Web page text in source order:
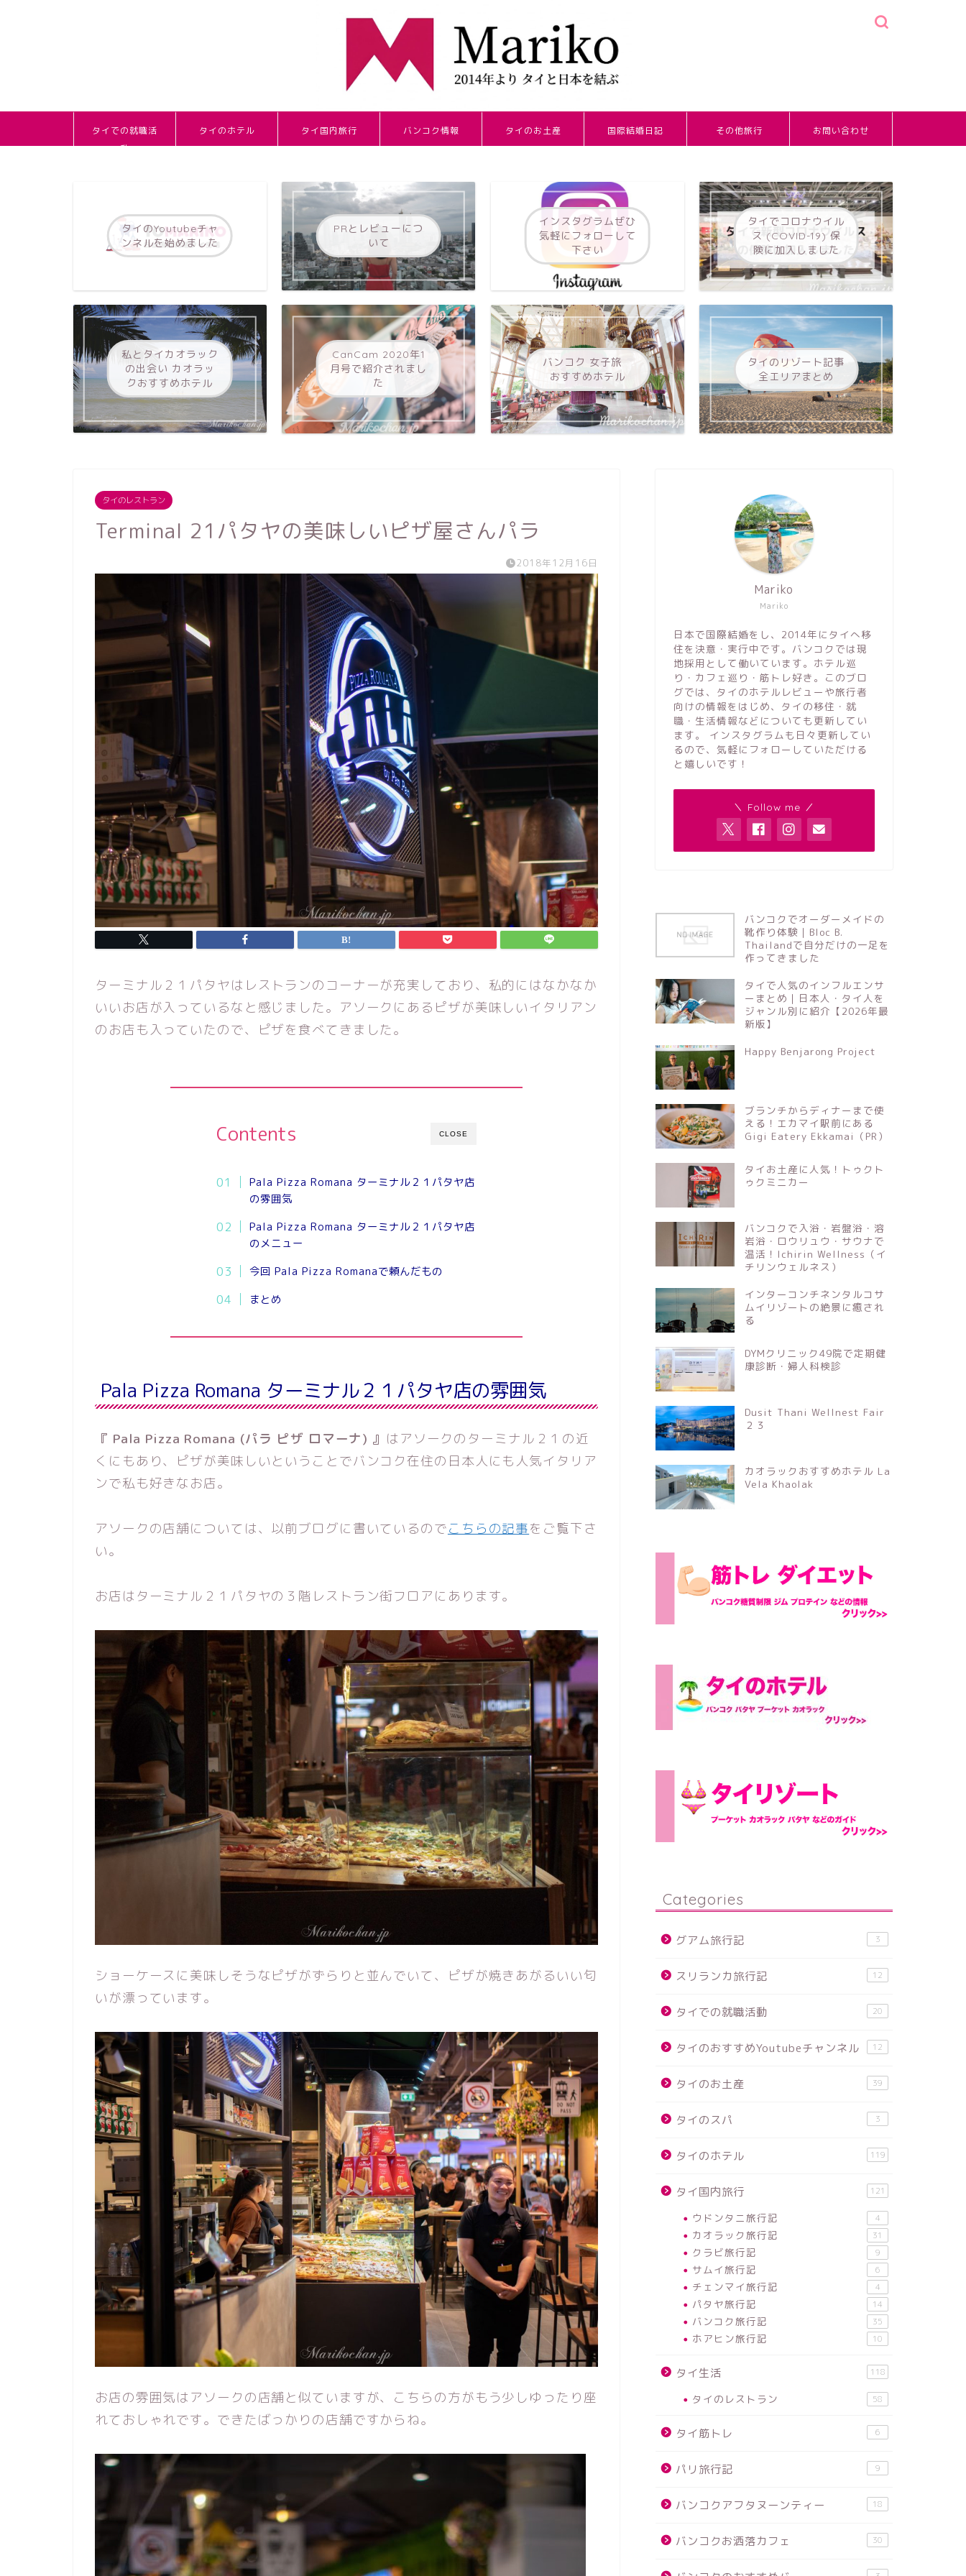
タイでの就職活
動
タイのホテル タイ国内旅行 バンコク情報 タイのお土産 国際結婚日記 その他旅行 お問い合わせ
タイのYoutubeチャ
ンネルを始めました
PRとレビューにつ
いて
インスタグラムぜひ
気軽にフォローして
下さい
タイでコロナウイル
ス (COVID-19) 保
険に加入しました
私とタイカオラック
の出会い カオラッ
クおすすめホテル
CanCam 2020年1
月号で紹介されまし
た
バンコク 女子旅
おすすめホテル
タイのリゾート記事
全エリアまとめ
タイのレストラン
Terminal 21パタヤの美味しいピザ屋さんパラ
2018年12月16日
ターミナル２１パタヤはレストランのコーナーが充実しており、私的にはなかなか
いいお店が入っているなと感じました。アソークにあるピザが美味しいイタリアン
のお店も入っていたので、ピザを食べてきました。
CLOSE
Contents
Pala Pizza Romana ターミナル２１パタヤ店
の雰囲気
Pala Pizza Romana ターミナル２１パタヤ店
のメニュー
今回 Pala Pizza Romanaで頼んだもの
まとめ
Pala Pizza Romana ターミナル２１パタヤ店の雰囲気
『 Pala Pizza Romana (パラ ピザ ロマーナ) 』 はアソークのターミナル２１の近
くにもあり、ピザが美味しいということでバンコク在住の日本人にも人気イタリア
ンで私も好きなお店。
アソークの店舗については、以前ブログに書いているのでこちらの記事をご覧下さ
い。
お店はターミナル２１パタヤの３階レストラン街フロアにあります。
ショーケースに美味しそうなピザがずらりと並んでいて、ピザが焼きあがるいい匂
いが漂っています。
お店の雰囲気はアソークの店舗と似ていますが、こちらの方がもう少しゆったり座
れておしゃれです。できたばっかりの店舗ですからね。
Mariko
Mariko
日本で国際結婚をし、2014年にタイへ移
住を決意・実行中です。バンコクでは現
地採用として働いています。ホテル巡
り・カフェ巡り・筋トレ好き。このブロ
グでは、タイのホテルレビューや旅行者
向けの情報をはじめ、タイの移住・就
職・生活情報などについても更新してい
ます。 インスタグラムも日々更新してい
るので、気軽にフォローしていただける
と嬉しいです！
＼ Follow me ／
バンコクでオーダーメイドの
靴作り体験｜Bloc B.
Thailandで自分だけの一足を
作ってきました
タイで人気のインフルエンサ
ーまとめ｜日本人・タイ人を
ジャンル別に紹介【2026年最
新版】
Happy Benjarong Project
ブランチからディナーまで使
える！エカマイ駅前にある
Gigi Eatery Ekkamai（PR）
タイお土産に人気！トゥクト
ゥクミニカー
バンコクで入浴・岩盤浴・溶
岩浴・ロウリュウ・サウナで
温活！Ichirin Wellness（イ
チリンウェルネス）
インターコンチネンタルコサ
ムイリゾートの絶景に癒され
る
DYMクリニック49院で定期健
康診断・婦人科検診
Dusit Thani Wellnest Fair
２３
カオラックおすすめホテル La
Vela Khaolak
Categories
グアム旅行記 3
スリランカ旅行記 12
タイでの就職活動 20
タイのおすすめYoutubeチャンネル 12
タイのお土産 39
タイのスパ 3
タイのホテル 119
タイ国内旅行 121
ウドンタニ旅行記 4
カオラック旅行記 31
クラビ旅行記 9
サムイ旅行記 6
チェンマイ旅行記 4
パタヤ旅行記 14
バンコク旅行記 35
ホアヒン旅行記 10
タイ生活 118
タイのレストラン 58
タイ筋トレ 6
パリ旅行記 9
バンコクアフタヌーンティー 18
バンコクお洒落カフェ 30